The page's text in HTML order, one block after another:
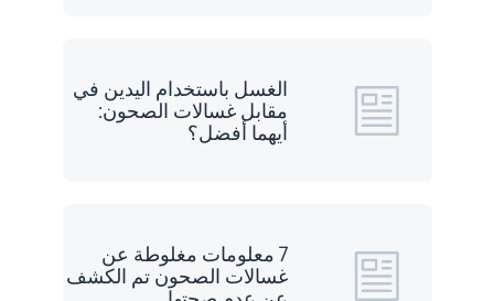
الغسل باستخدام اليدين في
مقابل غسالات الصحون:
أيهما أفضل؟
7 معلومات مغلوطة عن
غسالات الصحون تم الكشف